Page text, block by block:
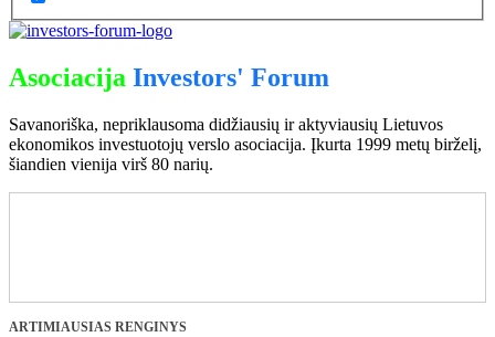
Asociacija Investors' Forum
Savanoriška, nepriklausoma didžiausių ir aktyviausių Lietuvos
ekonomikos investuotojų verslo asociacija. Įkurta 1999 metų birželį,
šiandien vienija virš 80 narių.
ARTIMIAUSIAS RENGINYS